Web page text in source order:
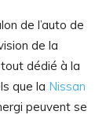
de l’auto de
de la
dédié à la
que la Nissan
peuvent se